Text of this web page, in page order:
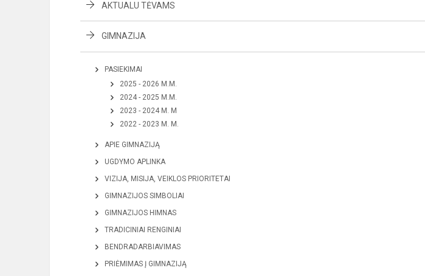
AKTUALU TĖVAMS
GIMNAZIJA
PASIEKIMAI
2025 - 2026 M.M.
2024 - 2025 M.M.
2023 - 2024 M. M
2022 - 2023 M. M.
APIE GIMNAZIJĄ
UGDYMO APLINKA
VIZIJA, MISIJA, VEIKLOS PRIORITETAI
GIMNAZIJOS SIMBOLIAI
GIMNAZIJOS HIMNAS
TRADICINIAI RENGINIAI
BENDRADARBIAVIMAS
PRIĖMIMAS Į GIMNAZIJĄ